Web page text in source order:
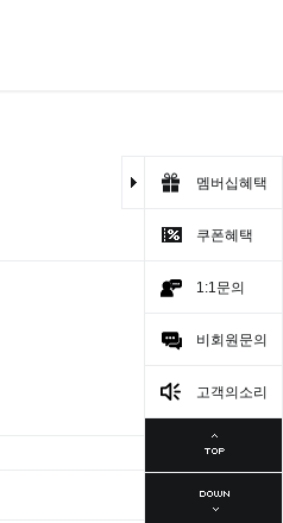
멤버십혜택
쿠폰혜택
1:1문의
비회원문의
고객의소리